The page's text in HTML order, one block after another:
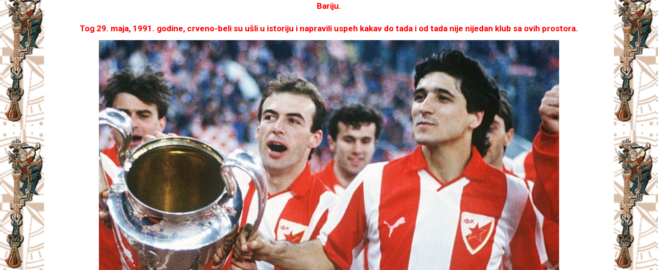
Bariju.
Tog 29. maja, 1991. godine, crveno-beli su ušli u istoriju i napravili uspeh kakav do tada i od tada nije nijedan klub sa ovih prostora.